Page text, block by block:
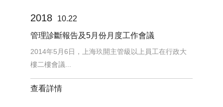
2018
10.22
管理診斷報告及5月份月度工作會議
2014年5月6日，上海玖開主管級以上員工在行政大
樓二樓會議...
查看詳情